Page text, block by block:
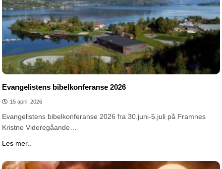
Evangelistens bibelkonferanse 2026
15 april, 2026
Evangelistens bibelkonferanse 2026 fra 30.juni-5.juli på Framnes
Kristne Videregåande…
Les mer..